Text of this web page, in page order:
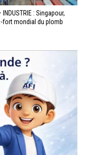
INDUSTRIE : Singapour,
mondial du plomb